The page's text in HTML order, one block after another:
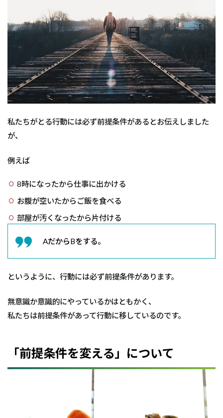
提条
変え
につ
いて
3
ネ
ティ
ワ
ド
提
条
件
は
NG
4
とか
ら
提条
変え
私たちがとる行動には必ず前提条件があるとお伝えしました
が、
例えば
8時になったから仕事に出かける
お腹が空いたからご飯を食べる
部屋が汚くなったから片付ける
AだからBをする。
というように、行動には必ず前提条件があります。
無意識か意識的にやっているかはともかく、
私たちは前提条件があって行動に移しているのです。
「前提条件を変える」について